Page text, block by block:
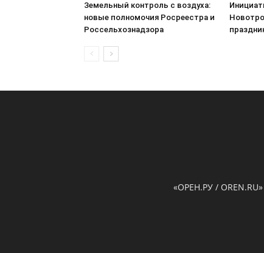
Земельный контроль с воздуха:
новые полномочия Росреестра и
Россельхознадзора
«ОРЕН.РУ /